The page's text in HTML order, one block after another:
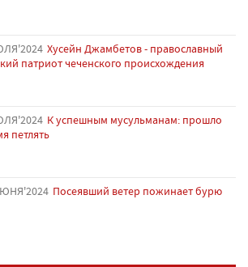
Хусейн Джамбетов - православный
патриот чеченского происхождения
К успешным мусульманам: прошло
петлять
Посеявший ветер пожинает бурю